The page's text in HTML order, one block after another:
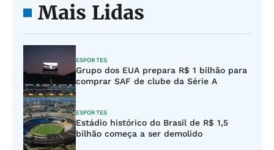
Mais Lidas
ESPORTES
Grupo dos EUA prepara R$ 1 bilhão para
comprar SAF de clube da Série A
ESPORTES
Estádio histórico do Brasil de R$ 1,5
bilhão começa a ser demolido